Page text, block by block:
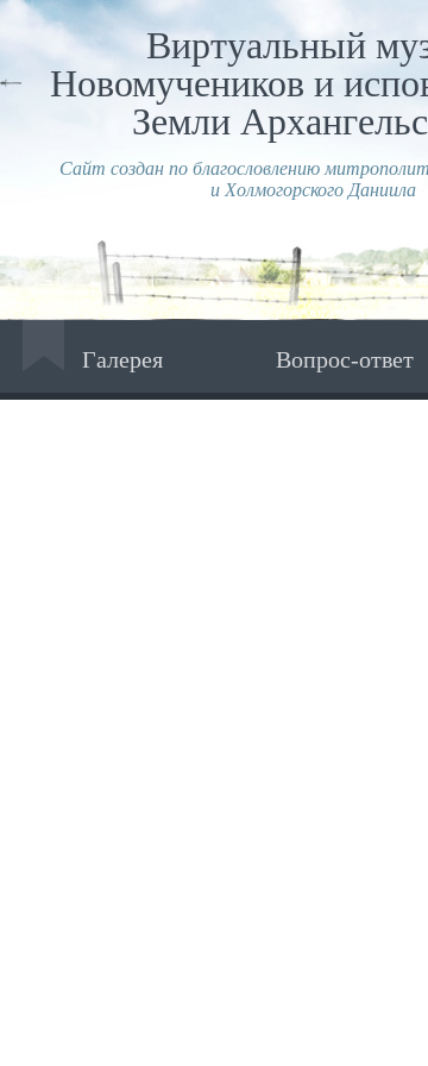
Виртуальный
Новомучеников и
Земли
Сайт создан по благословлению
и Холмогорского Даниила
Галерея Вопрос-ответ